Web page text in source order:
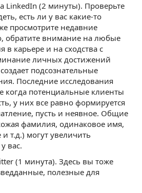
LinkedIn (2 минуты). Проверьте
есть ли у вас какие-то
просмотрите недавние
обратите внимание на любые
в карьере и на сходства с
личных достижений
подсознательные
Последние исследования
когда потенциальные клиенты
у них все равно формируется
пусть и неявное. Общие
фамилия, одинаковое имя,
т.д.) могут увеличить
вас.
(1 минута). Здесь вы тоже
полезные для